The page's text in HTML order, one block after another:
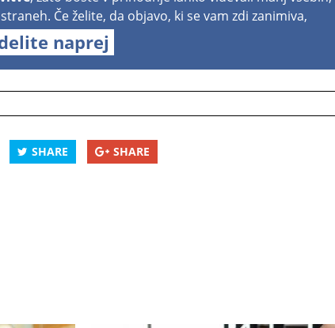
Če želite, da objavo, ki se vam zdi zanimiva,
naprej
SHARE SHARE